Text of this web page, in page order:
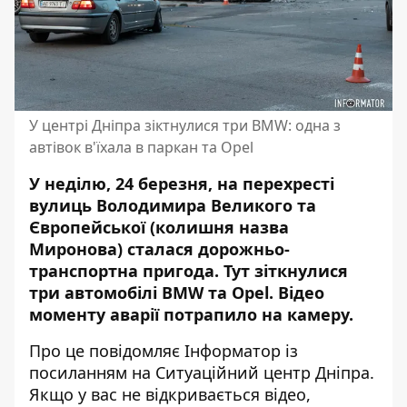
У центрі Дніпра зіктнулися три BMW: одна з
автівок в'їхала в паркан та Opel
У неділю, 24 березня, на перехресті
вулиць Володимира Великого та
Європейської (колишня назва
Миронова) сталася дорожньо-
транспортна пригода. Тут зіткнулися
три автомобілі BMW та Opel. Відео
моменту аварії потрапило на камеру.
Про це повідомляє Інформатор із
посиланням на Ситуаційний центр Дніпра.
Якщо у вас не відкривається відео,